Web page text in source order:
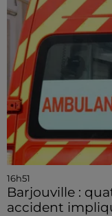
16h51
Barjouville :
accident